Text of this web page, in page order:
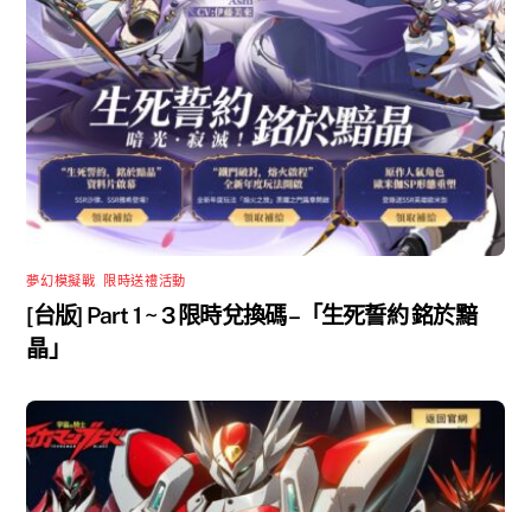
夢幻模擬戰 限時送禮活動
[台版] Part 1 ~ 3 限時兌換碼 –「生死誓約 銘於黯
晶」